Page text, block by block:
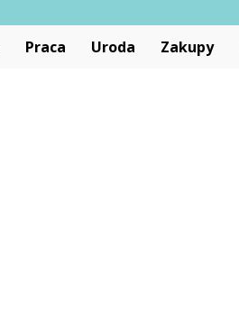
Praca Uroda Zakupy